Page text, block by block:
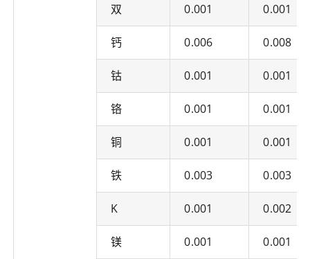
双 0.001 0.001
钙 0.006 0.008
钴 0.001 0.001
铬 0.001 0.001
铜 0.001 0.001
铁 0.003 0.003
K 0.001 0.002
镁 0.001 0.001